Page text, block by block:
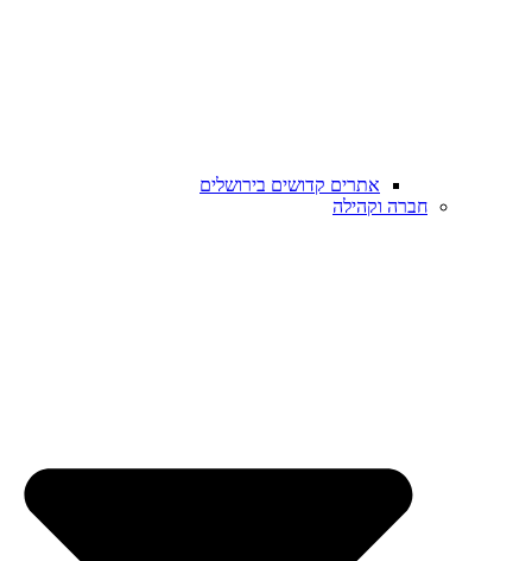
אתרים קדושים בירושלים
חברה וקהילה